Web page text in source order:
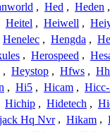
, Hed , Heden ,
Heitel , Heiwell ,
Henelec , Hengda ,
, Herospeed ,
, Heystop , Hfws ,
, Hi5 , Hicam ,
Hichip , Hidetech ,
Hq Nvr , Hikam ,